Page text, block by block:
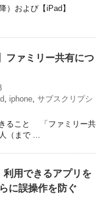
）および【iPad】
ファミリー共有につ
, iphone, サブスクリプシ
ること 「ファミリー共
（まで ...
利用できるアプリを
に誤操作を防ぐ